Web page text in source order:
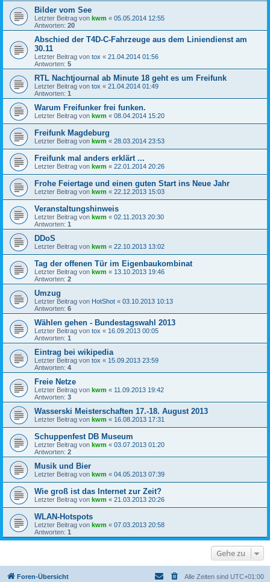
Bilder vom See
Letzter Beitrag von kwm « 05.05.2014 12:55
Antworten: 20
Abschied der T4D-C-Fahrzeuge aus dem Liniendienst am
30.11
Letzter Beitrag von tox « 21.04.2014 01:56
Antworten: 5
RTL Nachtjournal ab Minute 18 geht es um Freifunk
Letzter Beitrag von tox « 21.04.2014 01:49
Antworten: 1
Warum Freifunker frei funken.
Letzter Beitrag von kwm « 08.04.2014 15:20
Freifunk Magdeburg
Letzter Beitrag von kwm « 28.03.2014 23:53
Freifunk mal anders erklärt ...
Letzter Beitrag von kwm « 22.01.2014 20:26
Frohe Feiertage und einen guten Start ins Neue Jahr
Letzter Beitrag von kwm « 22.12.2013 15:03
Veranstaltungshinweis
Letzter Beitrag von kwm « 02.11.2013 20:30
Antworten: 1
DDoS
Letzter Beitrag von kwm « 22.10.2013 13:02
Tag der offenen Tür im Eigenbaukombinat
Letzter Beitrag von kwm « 13.10.2013 19:46
Antworten: 2
Umzug
Letzter Beitrag von HotShot « 03.10.2013 10:13
Antworten: 6
Wählen gehen - Bundestagswahl 2013
Letzter Beitrag von tox « 16.09.2013 00:05
Antworten: 1
Eintrag bei wikipedia
Letzter Beitrag von tox « 15.09.2013 23:59
Antworten: 4
Freie Netze
Letzter Beitrag von kwm « 11.09.2013 19:42
Antworten: 3
Wasserski Meisterschaften 17.-18. August 2013
Letzter Beitrag von kwm « 16.08.2013 17:31
Schuppenfest DB Museum
Letzter Beitrag von kwm « 03.07.2013 01:20
Antworten: 2
Musik und Bier
Letzter Beitrag von kwm « 04.05.2013 07:39
Wie groß ist das Internet zur Zeit?
Letzter Beitrag von kwm « 21.03.2013 20:26
WLAN-Hotspots
Letzter Beitrag von kwm « 07.03.2013 20:58
Antworten: 1
Gehe zu
Foren-Übersicht Alle Zeiten sind UTC+01:00